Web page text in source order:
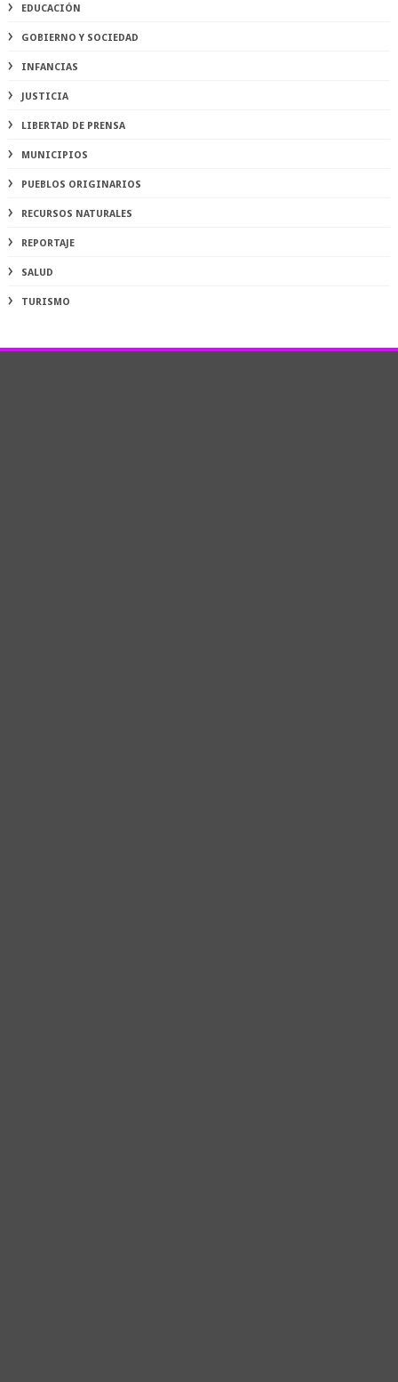
EDUCACIÓN
GOBIERNO Y SOCIEDAD
INFANCIAS
JUSTICIA
LIBERTAD DE PRENSA
MUNICIPIOS
PUEBLOS ORIGINARIOS
RECURSOS NATURALES
REPORTAJE
SALUD
TURISMO